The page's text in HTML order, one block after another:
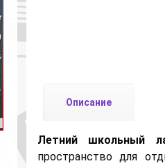
Описание
Летний школьный
пространство для